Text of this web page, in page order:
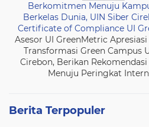
Berkomitmen Menuju
Berkelas Dunia, UIN Siber
Certificate of Compliance UI
Asesor UI GreenMetric
Transformasi Green Campus
Cirebon, Berikan
Menuju Peringkat
Berita Terpopuler